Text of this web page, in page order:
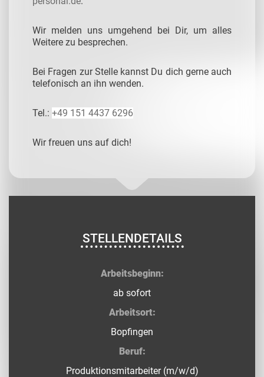
Wir melden uns umgehend bei Dir, um alles
Weitere zu besprechen.
Bei Fragen zur Stelle kannst Du dich gerne auch
telefonisch an ihn wenden.
Tel.: +49 151 4437 6296
Wir freuen uns auf dich!
STELLENDETAILS
Arbeitsbeginn:
ab sofort
Arbeitsort:
Bopfingen
Beruf:
Produktionsmitarbeiter (m/w/d)